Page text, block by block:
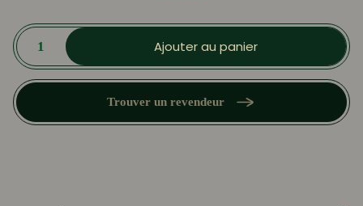
quantité
de
Eau
de
vie
de
Poire
Ajouter au panier
Trouver un revendeur